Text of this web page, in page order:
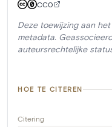
CC0
Deze toewijzing aan
metadata.
auteursrechtelijke
HOE TE CITEREN
Citering